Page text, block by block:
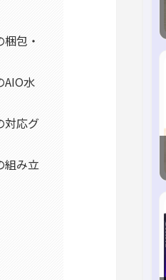
包・
水
対応グ
組み立